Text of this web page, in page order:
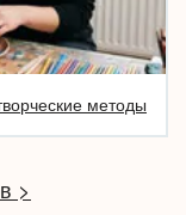
методы
>